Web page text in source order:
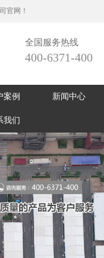
官网！
全国服务热线
400-6371-400
案例 新闻中心
我们